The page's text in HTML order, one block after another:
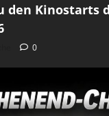
den Kinostarts
0